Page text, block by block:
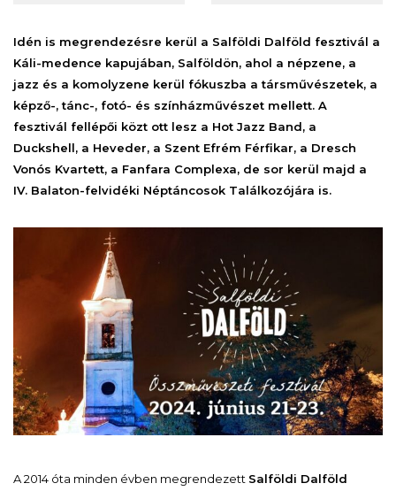
Idén is megrendezésre kerül a Salföldi Dalföld fesztivál a
Káli-medence kapujában, Salföldön, ahol a népzene, a
jazz és a komolyzene kerül fókuszba a társművészetek, a
képző-, tánc-, fotó- és színházművészet mellett. A
fesztivál fellépői közt ott lesz a Hot Jazz Band, a
Duckshell, a Heveder, a Szent Efrém Férfikar, a Dresch
Vonós Kvartett, a Fanfara Complexa, de sor kerül majd a
IV. Balaton-felvidéki Néptáncosok Találkozójára is.
A 2014 óta minden évben megrendezett Salföldi Dalföld